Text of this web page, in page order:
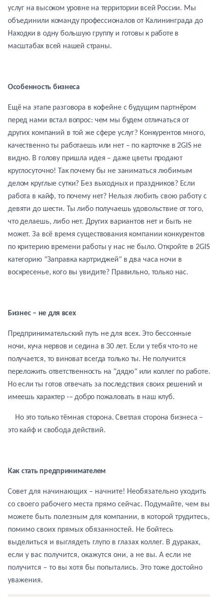
услуг на высоком уровне на территории всей России. Мы
объединили команду профессионалов от Калининграда до
Находки в одну большую группу и готовы к работе в
масштабах всей нашей страны.
Особенность бизнеса
Ещё на этапе разговора в кофейне с будущим партнёром
перед нами встал вопрос: чем мы будем отличаться от
других компаний в той же сфере услуг? Конкурентов много,
качественно ты работаешь или нет – по карточке в 2GIS не
видно. В голову пришла идея – даже цветы продают
круглосуточно! Так почему бы не заниматься любимым
делом круглые сутки? Без выходных и праздников? Если
работа в кайф, то почему нет? Нельзя любить свою работу с
девяти до шести. Ты либо получаешь удовольствие от того,
что делаешь, либо нет. Других вариантов нет и быть не
может. За всё время существования компании конкурентов
по критерию времени работы у нас не было. Откройте в 2GIS
категорию "Заправка картриджей" в два часа ночи в
воскресенье, кого вы увидите? Правильно, только нас.
Бизнес – не для всех
Предпринимательский путь не для всех. Это бессонные
ночи, куча нервов и седина в 30 лет. Если у тебя что-то не
получается, то виноват всегда только ты. Не получится
переложить ответственность на "дядю" или коллег по работе.
Но если ты готов отвечать за последствия своих решений и
имеешь характер -– добро пожаловать в наш клуб.
Но это только тёмная сторона. Светлая сторона бизнеса –
это кайф и свобода действий.
Как стать предпринимателем
Совет для начинающих – начните! Необязательно уходить
со своего рабочего места прямо сейчас. Подумайте, чем вы
можете быть полезным для компании, в которой трудитесь,
помимо своих прямых обязанностей. Не бойтесь
выделиться и выглядеть глупо в глазах коллег. В дураках,
если у вас получится, окажутся они, а не вы. А если не
получится – то вы хотя бы попытались. Это тоже достойно
уважения.